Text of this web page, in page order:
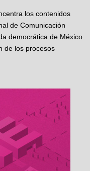
los contenidos
de Comunicación
democrática de México
de los procesos